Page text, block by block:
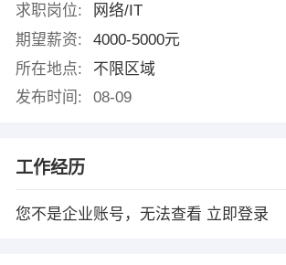
求职岗位:
网络/IT
期望薪资:
4000-5000元
所在地点:
不限区域
发布时间:
08-09
工作经历
您不是企业账号，无法查看 立即登录